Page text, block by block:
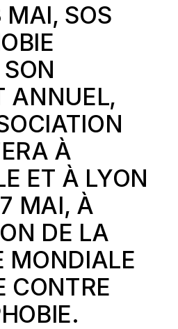
MAI, SOS
ANNUEL,
À
ET À LYON
MAI, À
DE LA
MONDIALE
CONTRE